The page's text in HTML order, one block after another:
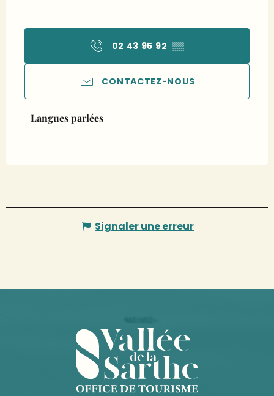
02 43 95 92 ▒▒
CONTACTEZ-NOUS
Langues parlées
Langues parlées
Signaler une erreur